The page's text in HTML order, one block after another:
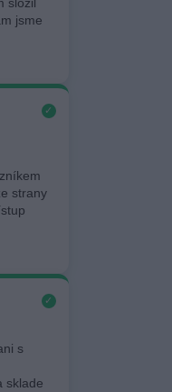
složil
jsme
✓
strany
✓
s
sklade